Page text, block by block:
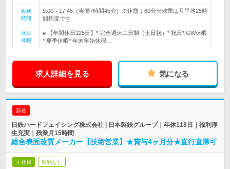
勤務
時間
9:00～17:45（実働7時間45分）※休憩：60分※残業は月平均25時
間程度です
休日
休暇
# 【年間休日125日】* 完全週休二日制（土日祝）* 祝日* GW休暇
* 夏季休暇* 年末年始休暇…
求人詳細を見る 気になる
新着
日鉄ハードフェイシング株式会社 | 日本製鉄グループ｜年休118日｜福利厚
生充実｜残業月15時間
総合表面改質メーカー【技術営業】★賞与4ヶ月分★直行直帰可
正社員 転勤なし